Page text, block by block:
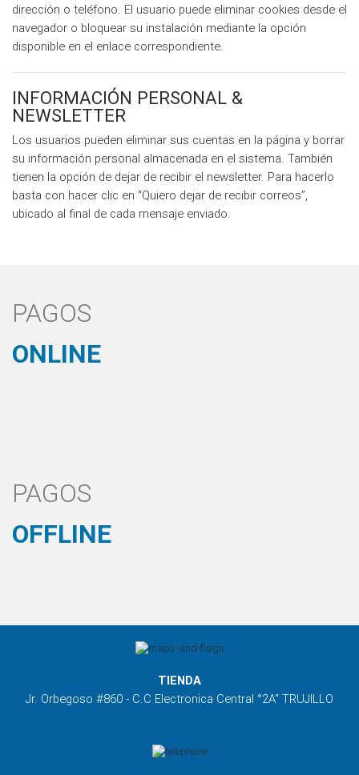
dirección o teléfono. El usuario puede eliminar cookies desde el
navegador o bloquear su instalación mediante la opción
disponible en el enlace correspondiente.
INFORMACIÓN PERSONAL &
NEWSLETTER
Los usuarios pueden eliminar sus cuentas en la página y borrar
su información personal almacenada en el sistema. También
tienen la opción de dejar de recibir el newsletter. Para hacerlo
basta con hacer clic en “Quiero dejar de recibir correos”,
ubicado al final de cada mensaje enviado.
PAGOS
ONLINE
PAGOS
OFFLINE
TIENDA
Jr. Orbegoso #860 - C.C Electronica Central °2A" TRUJILLO